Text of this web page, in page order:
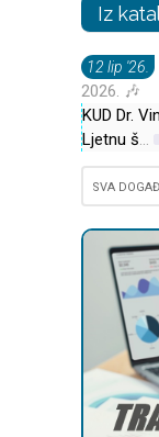
Iz
12 lip '26.
2026. 🎶
KUD Dr.
Ljetnu š...
SVA